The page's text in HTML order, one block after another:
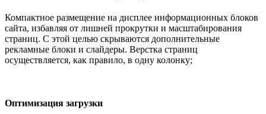
Компактное размещение на дисплее информационных блоков
сайта, избавляя от лишней прокрутки и масштабирования
страниц. С этой целью скрываются дополнительные
рекламные блоки и слайдеры. Верстка страниц
осуществляется, как правило, в одну колонку;
Оптимизация загрузки